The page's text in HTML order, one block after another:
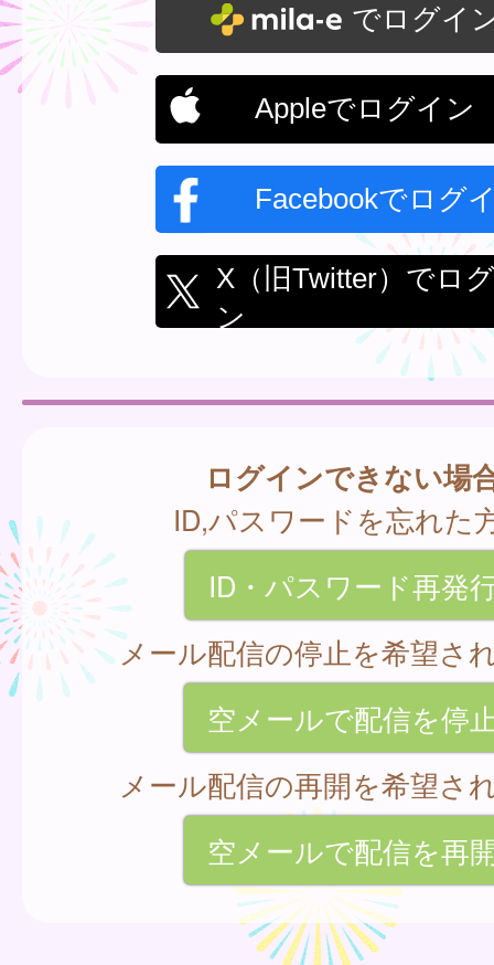
でログイ
Appleでログイン
Facebookでログ
X（旧Twitter）でロ
ン
ログインできない場
ID,パスワードを忘れた
ID・パスワード再発
メール配信の停止を希望さ
空メールで配信を停
メール配信の再開を希望さ
空メールで配信を再